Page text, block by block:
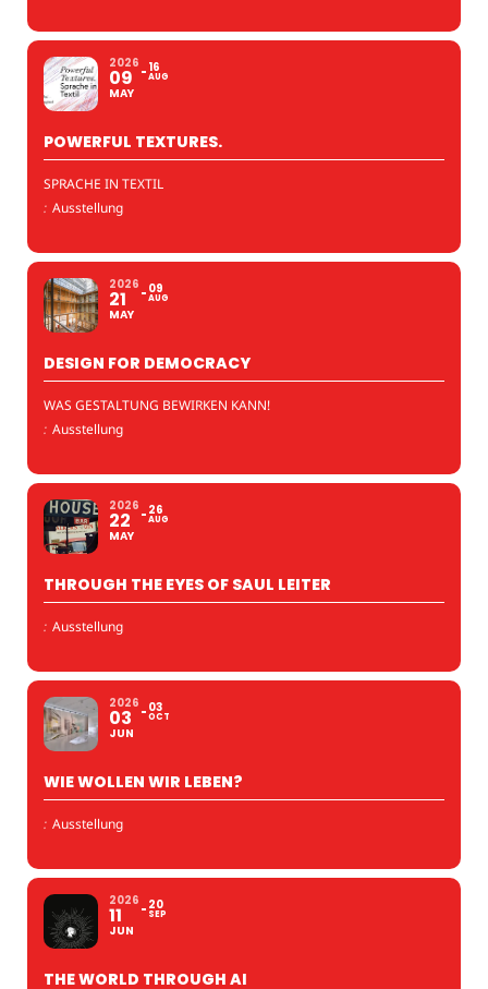
2026
09
MAY
16
AUG
POWERFUL TEXTURES.
SPRACHE IN TEXTIL
: Ausstellung
2026
21
MAY
09
AUG
DESIGN FOR DEMOCRACY
WAS GESTALTUNG BEWIRKEN KANN!
: Ausstellung
2026
22
MAY
26
AUG
THROUGH THE EYES OF SAUL LEITER
: Ausstellung
2026
03
JUN
03
OCT
WIE WOLLEN WIR LEBEN?
: Ausstellung
2026
11
JUN
20
SEP
THE WORLD THROUGH AI